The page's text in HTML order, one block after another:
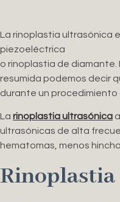
La rinoplastia ultrasónica
piezoeléctrica
o rinoplastia de diamante.
resumida podemos decir
durante un procedimiento
La rinoplastia ultrasónica
ultrasónicas de alta
hematomas, menos